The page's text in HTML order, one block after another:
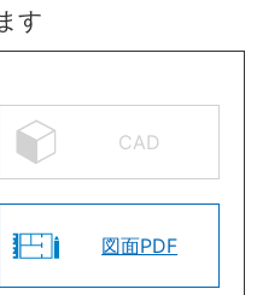
す
CAD
図面PDF